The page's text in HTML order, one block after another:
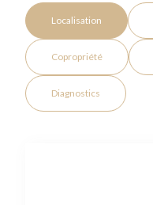
Localisation
Copropriété
Diagnostics